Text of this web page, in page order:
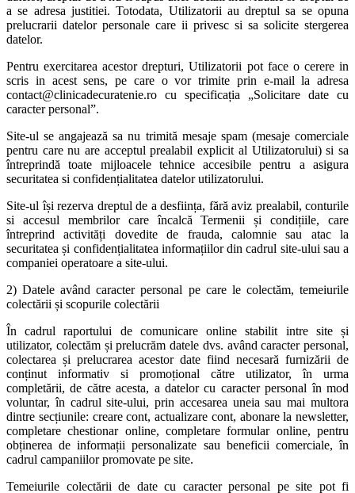
a se adresa justitiei. Totodata, Utilizatorii au dreptul sa se opuna
prelucrarii datelor personale care ii privesc si sa solicite stergerea
datelor.
Pentru exercitarea acestor drepturi, Utilizatorii pot face o cerere in
scris in acest sens, pe care o vor trimite prin e-mail la adresa
contact@clinicadecuratenie.ro cu specificația „Solicitare date cu
caracter personal”.
Site-ul se angajează sa nu trimită mesaje spam (mesaje comerciale
pentru care nu are acceptul prealabil explicit al Utilizatorului) si sa
întreprindă toate mijloacele tehnice accesibile pentru a asigura
securitatea si confidențialitatea datelor utilizatorului.
Site-ul își rezerva dreptul de a desființa, fără aviz prealabil, conturile
si accesul membrilor care încalcă Termenii și condițiile, care
întreprind activități dovedite de frauda, calomnie sau atac la
securitatea și confidențialitatea informațiilor din cadrul site-ului sau a
companiei operatoare a site-ului.
2) Datele având caracter personal pe care le colectăm, temeiurile
colectării și scopurile colectării
În cadrul raportului de comunicare online stabilit intre site și
utilizator, colectăm și prelucrăm datele dvs. având caracter personal,
colectarea și prelucrarea acestor date fiind necesară furnizării de
conținut informativ si promoțional către utilizator, în urma
completării, de către acesta, a datelor cu caracter personal în mod
voluntar, în cadrul site-ului, prin accesarea uneia sau mai multora
dintre secțiunile: creare cont, actualizare cont, abonare la newsletter,
completare chestionar online, completare formular online, pentru
obținerea de informații personalizate sau beneficii comerciale, în
cadrul campaniilor promovate pe site.
Temeiurile colectării de date cu caracter personal pe site pot fi